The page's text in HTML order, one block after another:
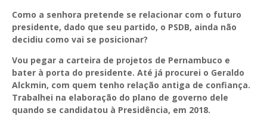
Como a senhora pretende se relacionar com o futuro
presidente, dado que seu partido, o PSDB, ainda não
decidiu como vai se posicionar?
Vou pegar a carteira de projetos de Pernambuco e
bater à porta do presidente. Até já procurei o Geraldo
Alckmin, com quem tenho relação antiga de confiança.
Trabalhei na elaboração do plano de governo dele
quando se candidatou à Presidência, em 2018.